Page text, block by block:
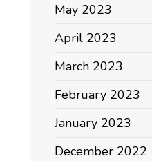
May 2023
April 2023
March 2023
February 2023
January 2023
December 2022